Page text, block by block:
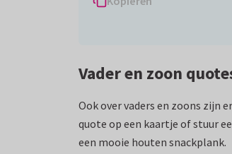
Vader en zoon
Ook over vaders en zoons zijn
quote op een kaartje of stuur
een mooie houten snackplank.